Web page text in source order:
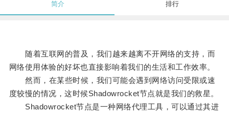
简介 排行
随着互联网的普及，我们越来越离不开网络的支持，而
网络使用体验的好坏也直接影响着我们的生活和工作效率。
然而，在某些时候，我们可能会遇到网络访问受限或速
度较慢的情况，这时候Shadowrocket节点就是我们的救星。
Shadowrocket节点是一种网络代理工具，可以通过其进